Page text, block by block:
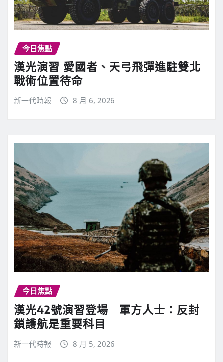
今日焦點
漢光演習 愛國者、天弓飛彈進駐雙北
戰術位置待命
新一代時報 8 月 6, 2026
今日焦點
漢光42號演習登場 軍方人士：反封
鎖護航是重要科目
新一代時報 8 月 5, 2026